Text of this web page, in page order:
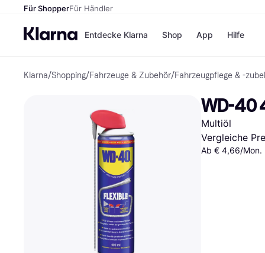
Für ShopperFür Händler
Entdecke Klarna
Zahlungsmethoden
Sofort bezahlen
Bezahle in 3
Bezahle in bis zu 30 Tagen
Ratenzahlung
Shop
Shops
H&M
Temu
App Hilfe
Klarna/Shopping/Fahrzeuge & Zubehör/Fahrzeugpflege & -
WD-40
Multiöl
Vergleiche
Ab € 4,66/Mon.